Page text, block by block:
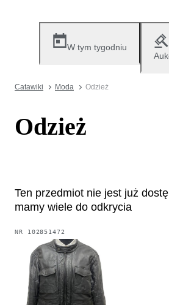
W tym tygodniu
Catawiki Moda Odzież
Odzież
Ten przedmiot nie jest już
mamy wiele do odkrycia
NR 102851472